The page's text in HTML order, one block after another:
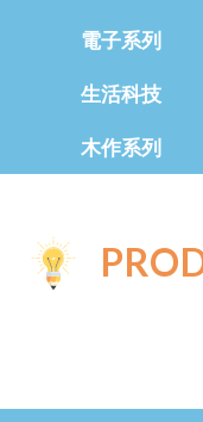
電子系列
生活科技
木作系列